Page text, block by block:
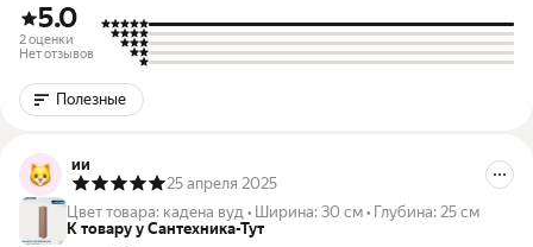
5.0
2 оценки
Нет отзывов
Полезные
ии
25 апреля 2025
Цвет товара: кадена вуд • Ширина: 30 см • Глубина: 25 см
К товару у Сантехника-Тут